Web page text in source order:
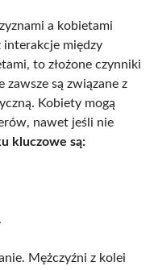
a kobietami
interakcje między
to złożone czynniki
są związane z
Kobiety mogą
nawet jeśli nie
kluczowe są:
Mężczyźni z kolei